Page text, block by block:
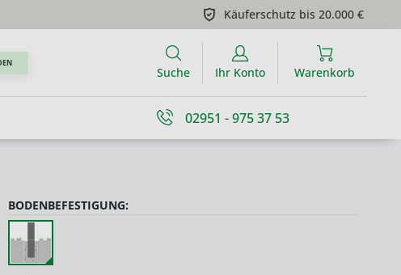
Käuferschutz bis 20.000 €
02951 - 975 37 53
Suche Ihr Konto Warenkorb
BODENBEFESTIGUNG: